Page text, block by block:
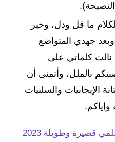
ما قل ودل، وخير
جهدي المتواضع
نالت كلماتي على
بالملل، وأتمنى أن
الإيجابيات والسلبيات
قصيرة وطويلة 2023